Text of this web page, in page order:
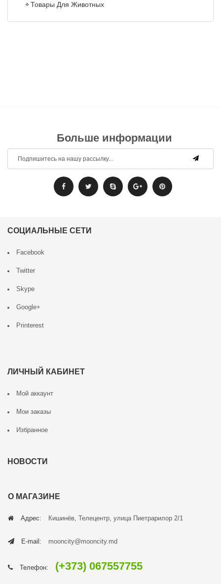
Товары Для Животных
Больше информации
СОЦИАЛЬНЫЕ СЕТИ
Facebook
Twitter
Skype
Google+
Printerest
ЛИЧНЫЙ КАБИНЕТ
Мой аккаунт
Мои заказы
Избранное
НОВОСТИ
О МАГАЗИНЕ
Адрес: Кишинёв, Телецентр, улица Пиетрарилор 2/1
E-mail: mooncity@mooncity.md
Телефон: (+373) 067557755